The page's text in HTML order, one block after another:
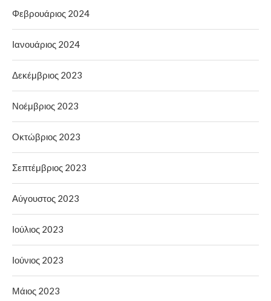
Φεβρουάριος 2024
Ιανουάριος 2024
Δεκέμβριος 2023
Νοέμβριος 2023
Οκτώβριος 2023
Σεπτέμβριος 2023
Αύγουστος 2023
Ιούλιος 2023
Ιούνιος 2023
Μάιος 2023